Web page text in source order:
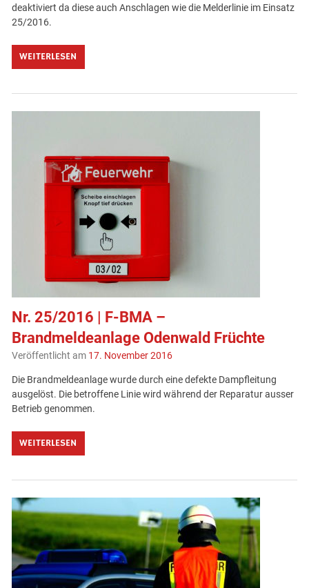
deaktiviert da diese auch Anschlagen wie die Melderlinie im Einsatz
25/2016.
WEITERLESEN
Nr. 25/2016 | F-BMA –
Brandmeldeanlage Odenwald Früchte
Veröffentlicht am 17. November 2016
Die Brandmeldeanlage wurde durch eine defekte Dampfleitung
ausgelöst. Die betroffene Linie wird während der Reparatur ausser
Betrieb genommen.
WEITERLESEN